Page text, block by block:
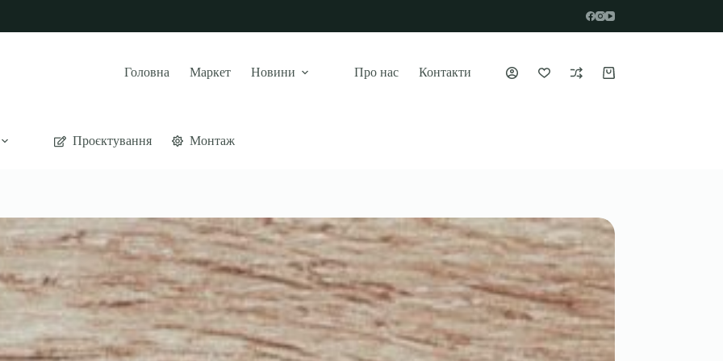
Головна Маркет Новини Про нас Контакти Кошик
Проєктування Монтаж